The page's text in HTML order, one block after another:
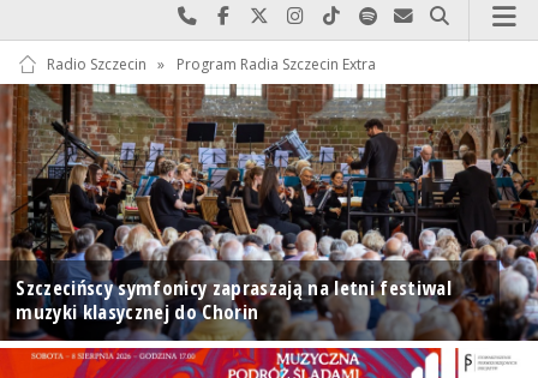
Najlepiej po prostu do nas zadzwoń
Odwiedź nas na Facebook-u
Odwiedź nas na X
Odwiedź nas na Instagram-ie
Odwiedź nas na TikTok-u
Szukaj nas na Spotify
Wyślij do nas
Szukaj
Radio Szczecin » Program Radia Szczecin Extra
Szczecińscy symfonicy zapraszają na letni festiwal
muzyki klasycznej do Chorin